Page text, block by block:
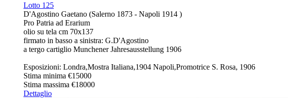
Lotto 125
D'Agostino Gaetano (Salerno 1873 - Napoli 1914 )
Pro Patria ad Erarium
olio su tela cm 70x137
firmato in basso a sinistra: G.D'Agostino
a tergo cartiglio Munchener Jahresausstellung 1906
Esposizioni: Londra,Mostra Italiana,1904 Napoli,Promotrice S. Rosa, 1906
Stima minima €15000
Stima massima €18000
Dettaglio